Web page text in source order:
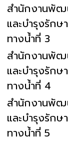
สำนักงานพัฒ
และบำรุงรักษา
ทางน้ำที่ 3
สำนักงานพัฒ
และบำรุงรักษา
ทางน้ำที่ 4
สำนักงานพัฒ
และบำรุงรักษา
ทางน้ำที่ 5